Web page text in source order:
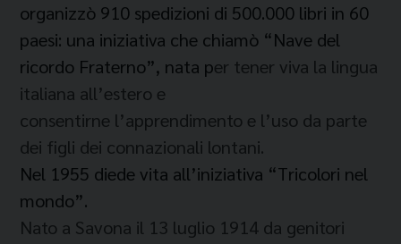
organizzò 910 spedizioni di 500.000 libri in 60
paesi: una iniziativa che chiamò “Nave del
ricordo Fraterno”, nata per tener viva la lingua
italiana all’estero e
consentirne l’apprendimento e l’uso da parte
dei figli dei connazionali lontani.
Nel 1955 diede vita all’iniziativa “Tricolori nel
mondo”.
Nato a Savona il 13 luglio 1914 da genitori